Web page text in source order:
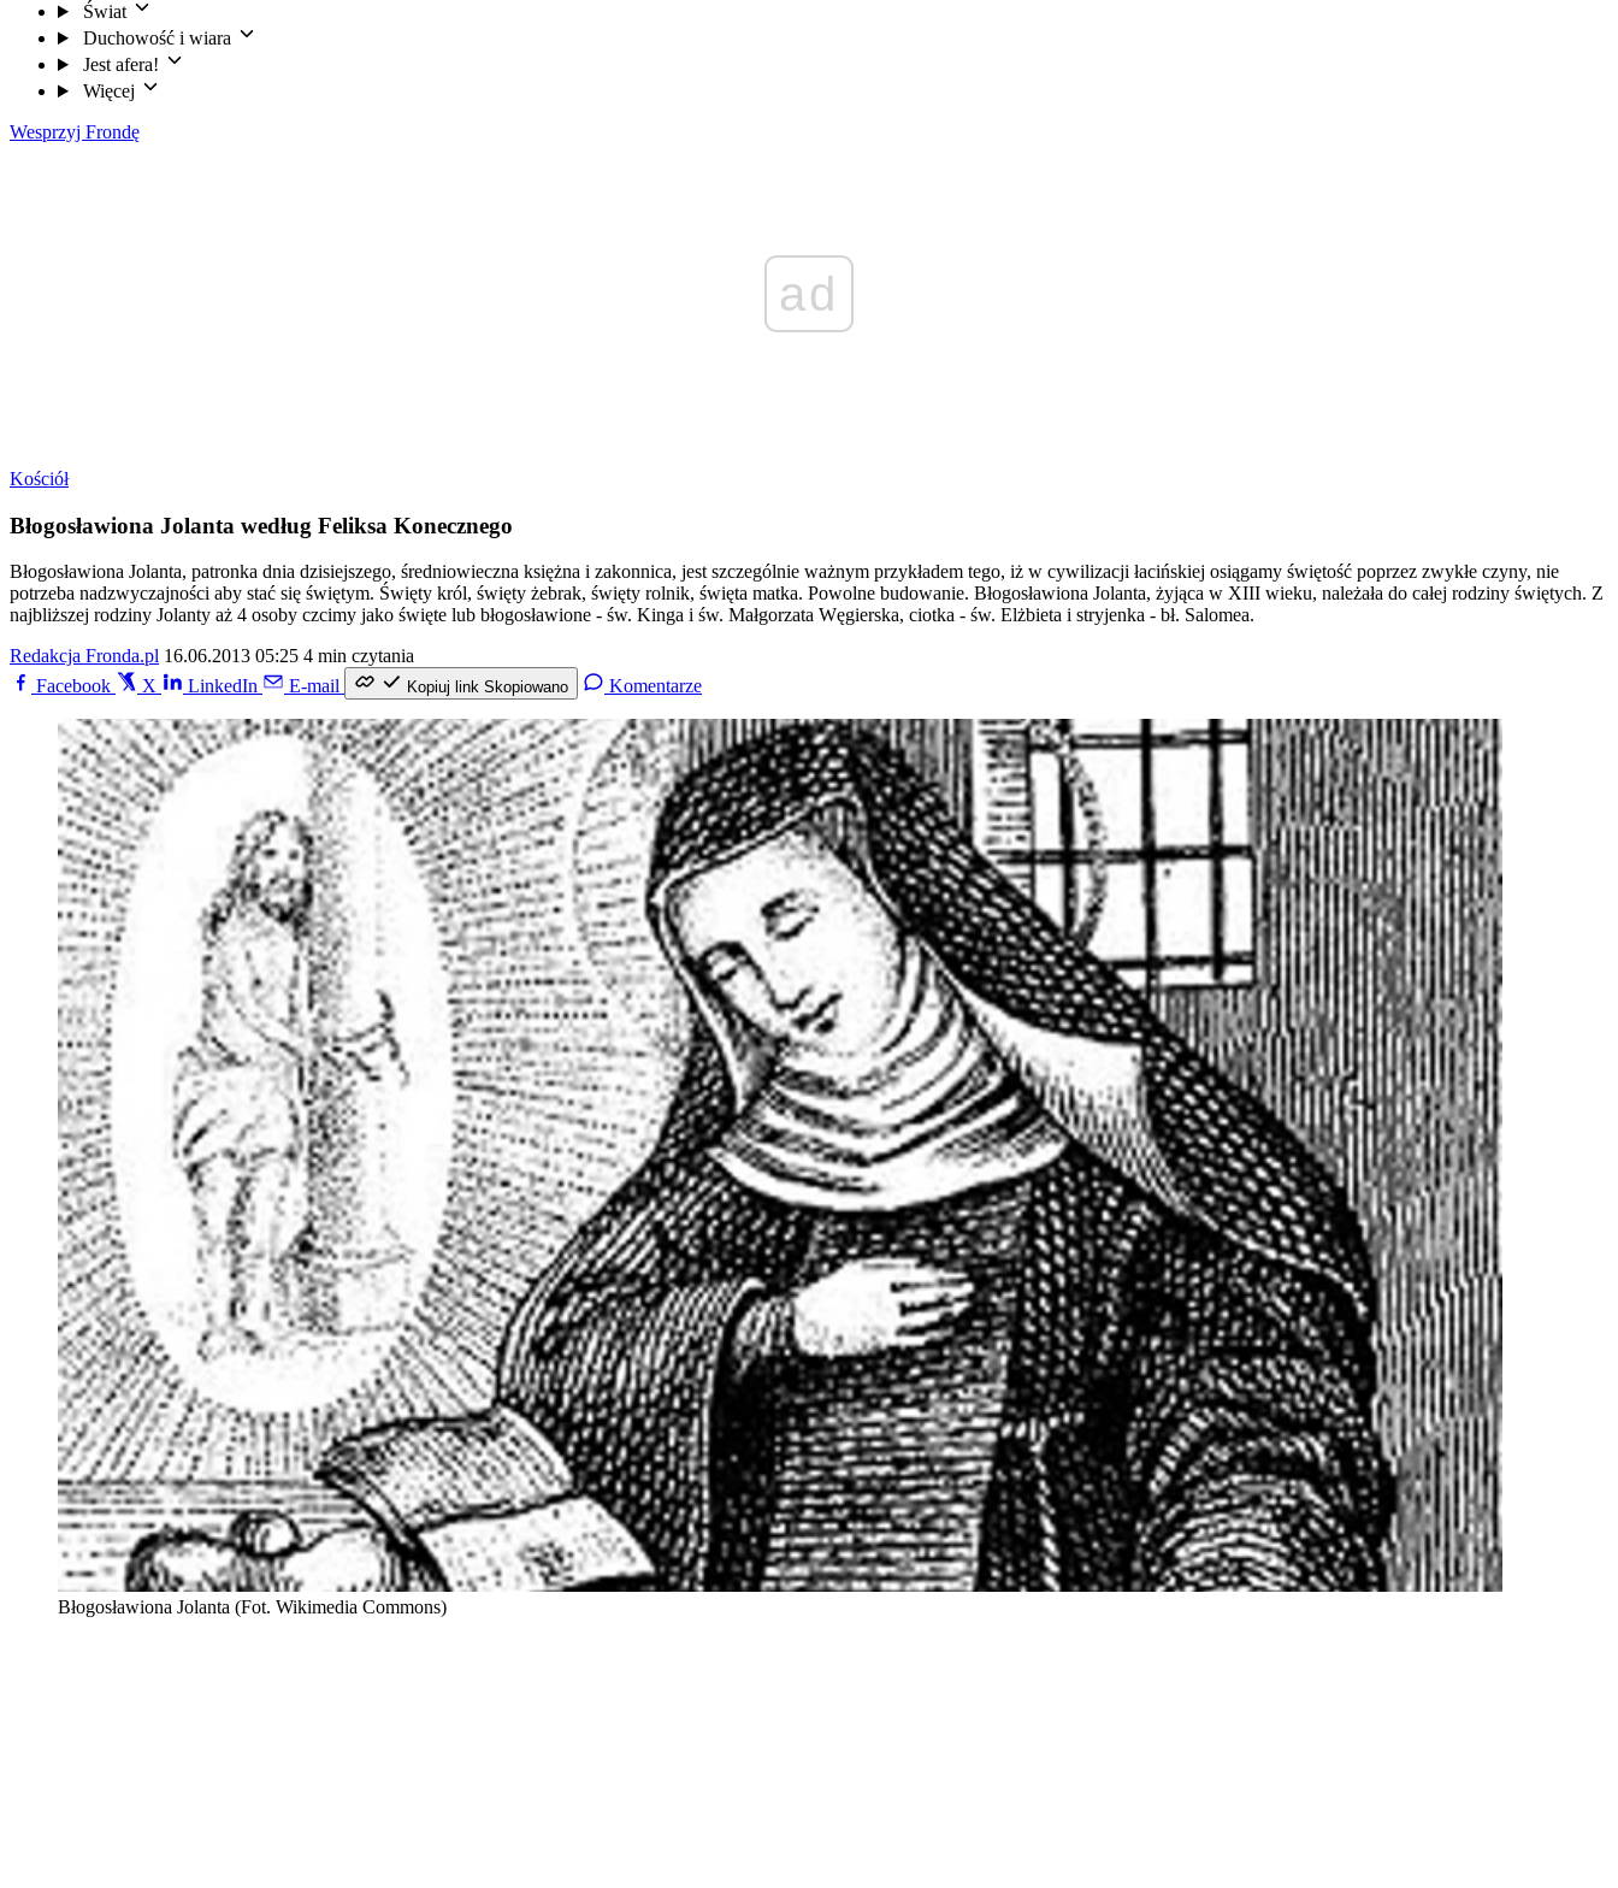
Świat
Duchowość i wiara
Jest afera!
Więcej
Wesprzyj Frondę
ad
Kościół
Błogosławiona Jolanta według Feliksa Konecznego
Błogosławiona Jolanta, patronka dnia dzisiejszego, średniowieczna księżna i zakonnica, jest szczególnie ważnym przykładem tego, iż w cywilizacji łacińskiej osiągamy świętość poprzez zwykłe czyny, nie
potrzeba nadzwyczajności aby stać się świętym. Święty król, święty żebrak, święty rolnik, święta matka. Powolne budowanie. Błogosławiona Jolanta, żyjąca w XIII wieku, należała do całej rodziny świętych. Z
najbliższej rodziny Jolanty aż 4 osoby czcimy jako święte lub błogosławione - św. Kinga i św. Małgorzata Węgierska, ciotka - św. Elżbieta i stryjenka - bł. Salomea.
Redakcja Fronda.pl 16.06.2013 05:25 4 min czytania
Facebook
X LinkedIn E-mail Kopiuj link Skopiowano Komentarze
Błogosławiona Jolanta (Fot. Wikimedia Commons)